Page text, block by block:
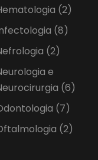
(2)
(8)
(2)
e
(6)
(7)
(2)